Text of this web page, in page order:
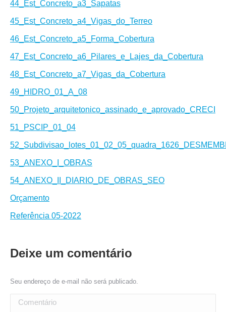
44_Est_Concreto_a3_Sapatas
45_Est_Concreto_a4_Vigas_do_Terreo
46_Est_Concreto_a5_Forma_Cobertura
47_Est_Concreto_a6_Pilares_e_Lajes_da_Cobertura
48_Est_Concreto_a7_Vigas_da_Cobertura
49_HIDRO_01_A_08
50_Projeto_arquitetonico_assinado_e_aprovado_CRECI
51_PSCIP_01_04
53_ANEXO_I_OBRAS
54_ANEXO_II_DIARIO_DE_OBRAS_SEO
Orçamento
Referência 05-2022
Deixe um comentário
Seu endereço de e-mail não será publicado.
Comentário